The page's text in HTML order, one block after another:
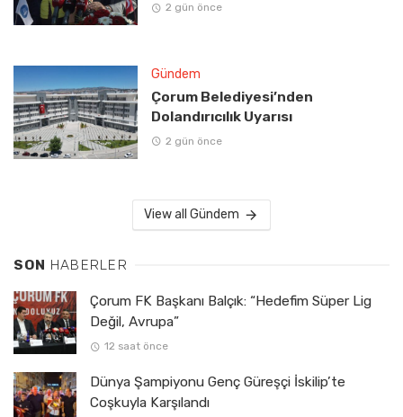
2 gün önce
Gündem
Çorum Belediyesi’nden
Dolandırıcılık Uyarısı
2 gün önce
View all Gündem
SON HABERLER
Çorum FK Başkanı Balçık: “Hedefim Süper Lig
Değil, Avrupa”
12 saat önce
Dünya Şampiyonu Genç Güreşçi İskilip’te
Coşkuyla Karşılandı